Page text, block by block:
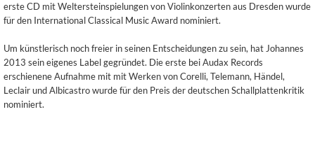
erste CD mit Weltersteinspielungen von Violinkonzerten aus Dresden wurde
für den International Classical Music Award nominiert.
Um künstlerisch noch freier in seinen Entscheidungen zu sein, hat Johannes
2013 sein eigenes Label gegründet. Die erste bei Audax Records
erschienene Aufnahme mit mit Werken von Corelli, Telemann, Händel,
Leclair und Albicastro wurde für den Preis der deutschen Schallplattenkritik
nominiert.